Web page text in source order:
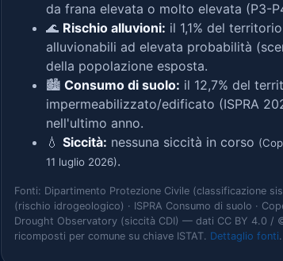
da frana elevata o molto elevata (P3-
🌊 Rischio alluvioni: il 1,1% del
alluvionabili ad elevata probabilità
della popolazione esposta.
🏙️ Consumo di suolo: il 12,7% del
impermeabilizzato/edificato (ISPRA
nell'ultimo anno.
💧 Siccità: nessuna siccità in corso
11 luglio 2026).
Fonti: Dipartimento Protezione Civile (classificazione
(rischio idrogeologico) · ISPRA Consumo di suolo ·
Drought Observatory (siccità CDI) — dati CC BY 4.0 /
ricomposti per comune su chiave ISTAT. Dettaglio fonti.